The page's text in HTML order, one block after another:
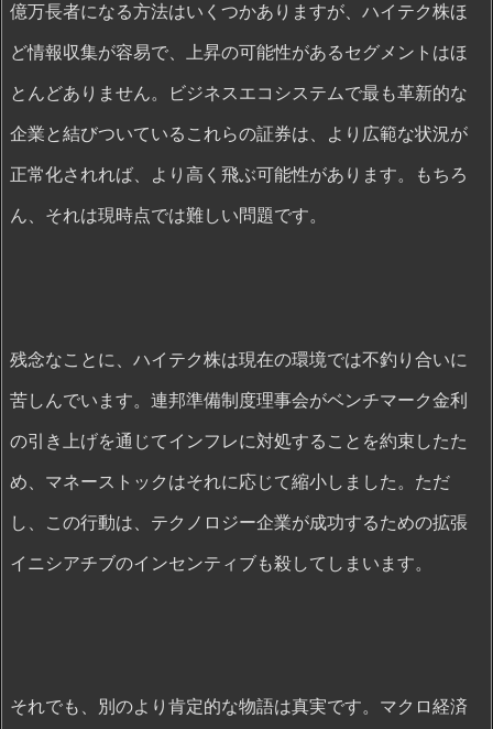
億万長者になる方法はいくつかありますが、ハイテク株ほ
ど情報収集が容易で、上昇の可能性があるセグメントはほ
とんどありません。ビジネスエコシステムで最も革新的な
企業と結びついているこれらの証券は、より広範な状況が
正常化されれば、より高く飛ぶ可能性があります。もちろ
ん、それは現時点では難しい問題です。
残念なことに、ハイテク株は現在の環境では不釣り合いに
苦しんでいます。連邦準備制度理事会がベンチマーク金利
の引き上げを通じてインフレに対処することを約束したた
め、マネーストックはそれに応じて縮小しました。ただ
し、この行動は、テクノロジー企業が成功するための拡張
イニシアチブのインセンティブも殺してしまいます。
それでも、別のより肯定的な物語は真実です。マクロ経済